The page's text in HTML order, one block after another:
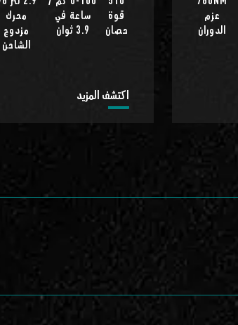
عزم
الدوران
قوة
حصان
ساعة في
3.9 ثوان
محرك
مزدوج
الشاحن
اكتشف المزيد